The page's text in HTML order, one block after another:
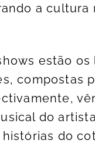
a cultura
estão os
compostas
do
do